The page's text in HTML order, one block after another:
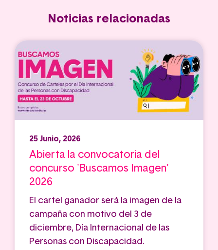
Noticias relacionadas
25 Junio, 2026
Abierta la convocatoria del
concurso 'Buscamos Imagen'
2026
El cartel ganador será la imagen de la
campaña con motivo del 3 de
diciembre, Día Internacional de las
Personas con Discapacidad.